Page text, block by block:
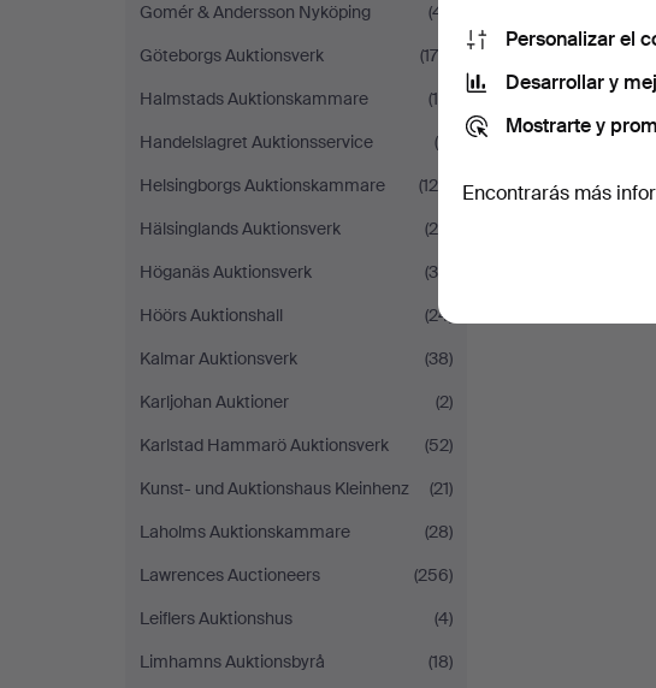
Gomér & Andersson Nyköping
(41)
Göteborgs Auktionsverk
(175)
Halmstads Auktionskammare
(10)
Handelslagret Auktionsservice
(9)
Helsingborgs Auktionskammare
(126)
Hälsinglands Auktionsverk
(24)
Höganäs Auktionsverk
(36)
Höörs Auktionshall
(24)
Kalmar Auktionsverk
(38)
Karljohan Auktioner
(2)
Karlstad Hammarö Auktionsverk
(52)
Kunst- und Auktionshaus Kleinhenz
(21)
Laholms Auktionskammare
(28)
Lawrences Auctioneers
(256)
Leiflers Auktionshus
(4)
Limhamns Auktionsbyrå
(18)
Personalizar el
Desarrollar y
Mostrarte y
Encontrarás más